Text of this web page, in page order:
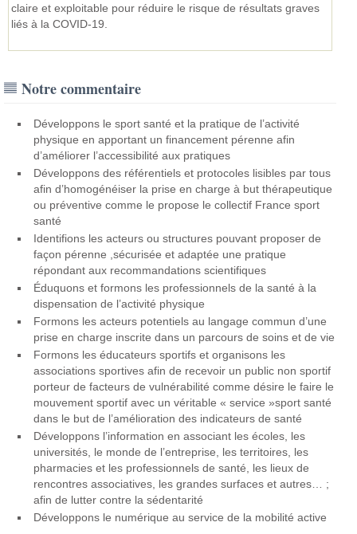
claire et exploitable pour réduire le risque de résultats graves
liés à la COVID-19.
Notre commentaire
Développons le sport santé et la pratique de l’activité
physique en apportant un financement pérenne afin
d’améliorer l’accessibilité aux pratiques
Développons des référentiels et protocoles lisibles par tous
afin d’homogénéiser la prise en charge à but thérapeutique
ou préventive comme le propose le collectif France sport
santé
Identifions les acteurs ou structures pouvant proposer de
façon pérenne ,sécurisée et adaptée une pratique
répondant aux recommandations scientifiques
Éduquons et formons les professionnels de la santé à la
dispensation de l’activité physique
Formons les acteurs potentiels au langage commun d’une
prise en charge inscrite dans un parcours de soins et de vie
Formons les éducateurs sportifs et organisons les
associations sportives afin de recevoir un public non sportif
porteur de facteurs de vulnérabilité comme désire le faire le
mouvement sportif avec un véritable « service »sport santé
dans le but de l’amélioration des indicateurs de santé
Développons l’information en associant les écoles, les
universités, le monde de l’entreprise, les territoires, les
pharmacies et les professionnels de santé, les lieux de
rencontres associatives, les grandes surfaces et autres… ;
afin de lutter contre la sédentarité
Développons le numérique au service de la mobilité active